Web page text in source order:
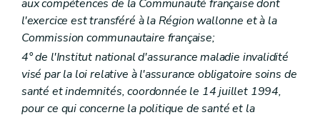
LivreIIIbis
Dispositions relatives à la fonction consultative dans le cadre de la politique de l'action sociale et de la santé
Art.
LivreIV
Dispositions communes aux opérateurs de la politique de l'Action sociale et de la Santé visés dans la deuxième partie du Code
Titre 1er
Collecte de données
Art. 44
Art. 44/1
Art. 44/2
Art. 44/3
aux compétences de la Communauté française dont
l'exercice est transféré à la Région wallonne et à la
Commission communautaire française;
4° de l'Institut national d'assurance maladie invalidité
visé par la loi relative à l'assurance obligatoire soins de
santé et indemnités, coordonnée le 14 juillet 1994,
pour ce qui concerne la politique de santé et la